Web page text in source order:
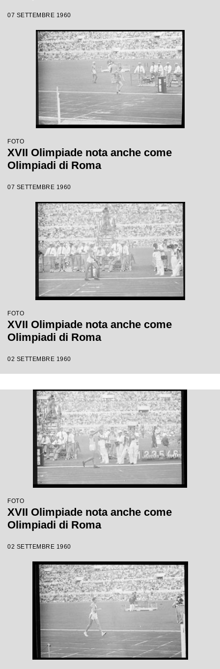
07 SETTEMBRE 1960
FOTO
XVII Olimpiade nota anche come
Olimpiadi di Roma
07 SETTEMBRE 1960
FOTO
XVII Olimpiade nota anche come
Olimpiadi di Roma
02 SETTEMBRE 1960
FOTO
XVII Olimpiade nota anche come
Olimpiadi di Roma
02 SETTEMBRE 1960